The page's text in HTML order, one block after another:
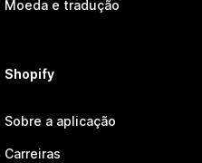
Moeda e tradução
Shopify
Sobre a aplicação
Carreiras